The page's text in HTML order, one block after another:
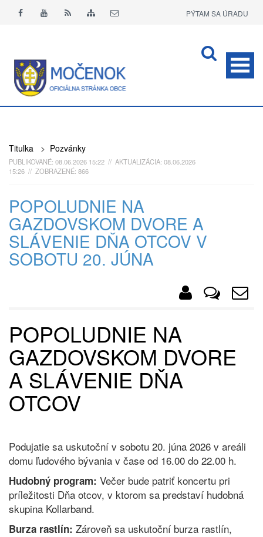
PÝTAM SA ÚRADU
Titulka > Pozvánky
PUBLIKOVANÉ: 08.06.2026 15:22 // AKTUALIZÁCIA: 08.06.2026
15:26 // ZOBRAZENÉ: 866
POPOLUDNIE NA
GAZDOVSKOM DVORE A
SLÁVENIE DŇA OTCOV V
SOBOTU 20. JÚNA
POPOLUDNIE NA
GAZDOVSKOM DVORE
A SLÁVENIE DŇA
OTCOV
Podujatie sa uskutoční v sobotu 20. júna 2026 v areáli
domu ľudového bývania v čase od 16.00 do 22.00 h.
Hudobný program: Večer bude patriť koncertu pri
príležitosti Dňa otcov, v ktorom sa predstaví hudobná
skupina Kollarband.
Burza rastlín: Zároveň sa uskutoční burza rastlín,